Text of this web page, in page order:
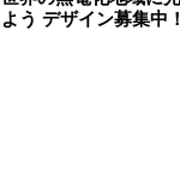
よう デザイン募集中！